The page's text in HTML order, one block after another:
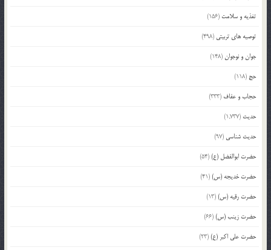
تغذیه و سلامت (156)
توصیه های تربیتی (498)
جوان و نوجوان(148)
حج (118)
حجاب و عفاف (333)
حدیث (1,737)
حدیث شناسی (97)
حضرت ابوالفضل (ع)(54)
حضرت خدیجه (س)(41)
حضرت رقیه (س)(13)
حضرت زینب (س)(66)
حضرت علی اکبر (ع)(23)